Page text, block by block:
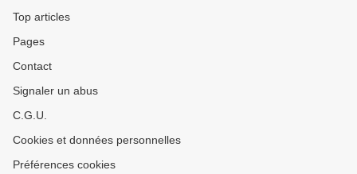
Top articles
Pages
Contact
Signaler un abus
C.G.U.
Cookies et données personnelles
Préférences cookies